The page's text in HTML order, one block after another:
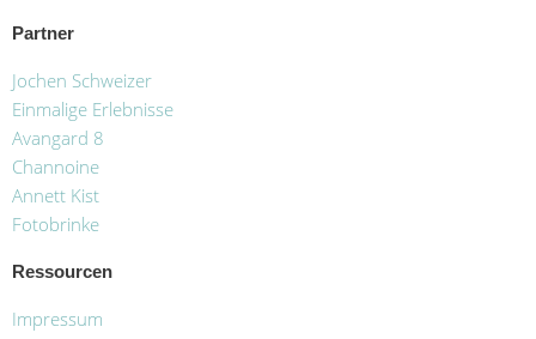
Partner
Jochen Schweizer
Einmalige Erlebnisse
Avangard 8
Channoine
Annett Kist
Fotobrinke
Ressourcen
Impressum